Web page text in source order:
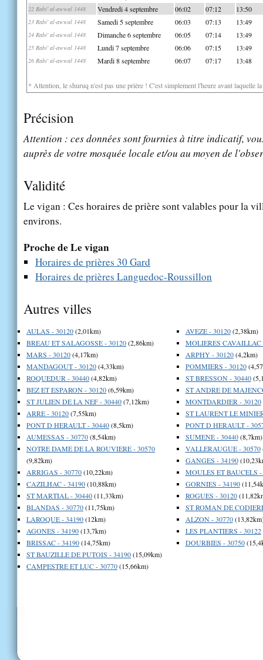
22 Rabi' al-awwal 1448 Vendredi 4 septembre 06:02 07:12 13:50
23 Rabi' al-awwal 1448 Samedi 5 septembre 06:03 07:13 13:49
24 Rabi' al-awwal 1448 Dimanche 6 septembre 06:05 07:14 13:49
25 Rabi' al-awwal 1448 Lundi 7 septembre 06:06 07:15 13:49
26 Rabi' al-awwal 1448 Mardi 8 septembre 06:07 07:17 13:48
* Attention, le shuruq n'est pas une prière ! C'est simplement l'heure avant laquelle
Précision
Attention : ces données sont fournies à titre indicatif,
auprès de votre mosquée locale et/ou au moyen de
Validité
Le vigan : Ces horaires de prière sont valables pour la
environs.
Proche de Le vigan
Horaires de prières 30 Gard
Horaires de prières Languedoc-Roussillon
Autres villes
AULAS - 30120(2,01km)
BREAU ET SALAGOSSE - 30120(2,86km)
MARS - 30120(4,17km)
MANDAGOUT - 30120(4,33km)
ROQUEDUR - 30440(4,82km)
BEZ ET ESPARON - 30120(6,59km)
ST JULIEN DE LA NEF - 30440(7,12km)
ARRE - 30120(7,55km)
PONT D HERAULT - 30440(8,5km)
AUMESSAS - 30770(8,54km)
NOTRE DAME DE LA ROUVIERE - 30570
(9,82km)
ARRIGAS - 30770(10,22km)
CAZILHAC - 34190(10,88km)
ST MARTIAL - 30440(11,33km)
BLANDAS - 30770(11,75km)
LAROQUE - 34190(12km)
AGONES - 34190(13,7km)
BRISSAC - 34190(14,75km)
ST BAUZILLE DE PUTOIS - 34190(15,09km)
CAMPESTRE ET LUC - 30770(15,66km)
AVEZE - 30120(2,38km)
MOLIERES CAVAILLAC
ARPHY - 30120(4,2km)
POMMIERS - 30120
ST BRESSON - 30440
ST ANDRE DE
MONTDARDIER - 30120
ST LAURENT LE
PONT D HERAULT -
SUMENE - 30440(8,7km)
VALLERAUGUE - 30570
GANGES - 34190
MOULES ET BAUCELS -
GORNIES - 34190
ROGUES - 30120
ST ROMAN DE
ALZON - 30770
LES PLANTIERS - 30122
DOURBIES - 30750